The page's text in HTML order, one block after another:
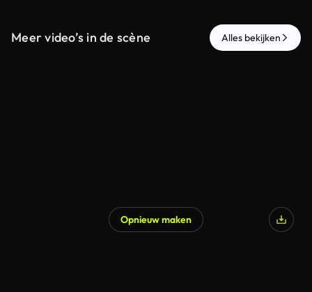
Meer video’s in de scène Alles bekijken
Opnieuw maken